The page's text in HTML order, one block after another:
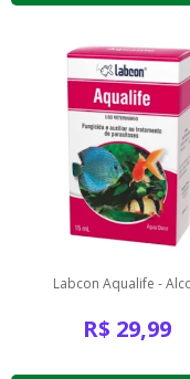
Labcon Aqualife -
R$ 29,99